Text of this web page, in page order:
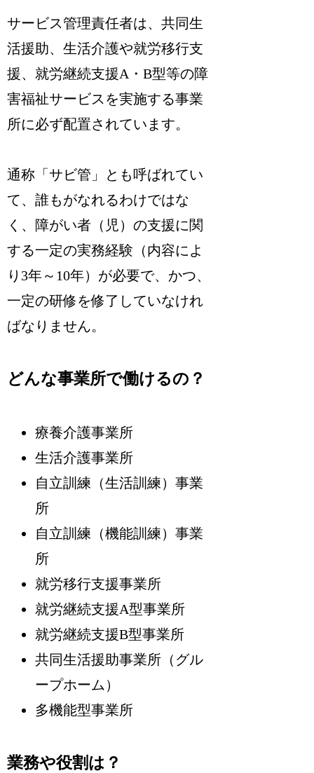
サービス管理責任者は、共同生
活援助、生活介護や就労移行支
援、就労継続支援A・B型等の障
害福祉サービスを実施する事業
所に必ず配置されています。
通称「サビ管」とも呼ばれてい
て、誰もがなれるわけではな
く、障がい者（児）の支援に関
する一定の実務経験（内容によ
り3年～10年）が必要で、かつ、
一定の研修を修了していなけれ
ばなりません。
どんな事業所で働けるの？
療養介護事業所
生活介護事業所
自立訓練（生活訓練）事業
所
自立訓練（機能訓練）事業
所
就労移行支援事業所
就労継続支援A型事業所
就労継続支援B型事業所
共同生活援助事業所（グル
ープホーム）
多機能型事業所
業務や役割は？